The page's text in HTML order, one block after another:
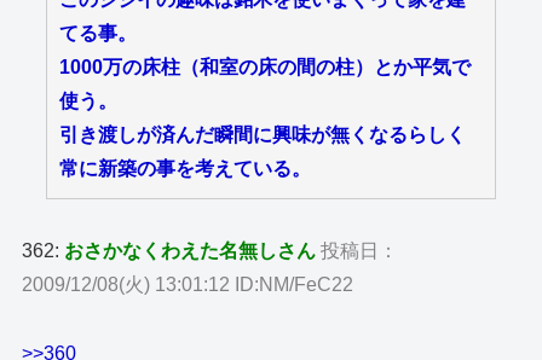
てる事。
1000万の床柱（和室の床の間の柱）とか平気で
使う。
引き渡しが済んだ瞬間に興味が無くなるらしく
常に新築の事を考えている。
362: おさかなくわえた名無しさん 投稿日：
2009/12/08(火) 13:01:12 ID:NM/FeC22
>>360